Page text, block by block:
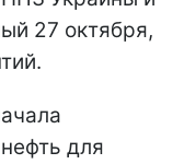
27 октября,
для